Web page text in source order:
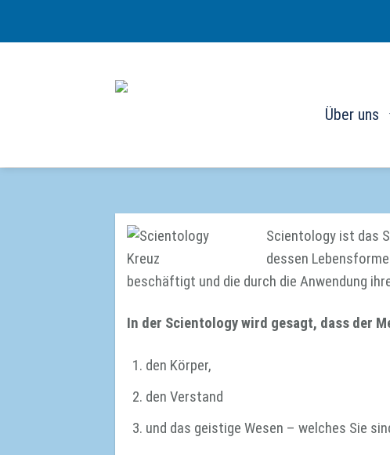
Über uns
Scientology ist das
dessen
beschäftigt und die durch die Anwendung
In der Scientology wird gesagt, dass der
den Körper,
den Verstand
und das geistige Wesen – welches Sie